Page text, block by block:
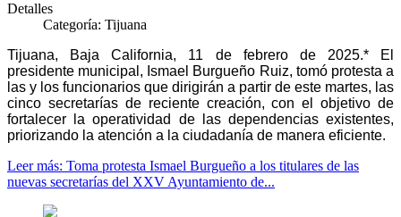
Detalles
Categoría: Tijuana
Tijuana, Baja California, 11 de febrero de 2025.* El
presidente municipal, Ismael Burgueño Ruiz, tomó protesta a
las y los funcionarios que dirigirán a partir de este martes, las
cinco secretarías de reciente creación, con el objetivo de
fortalecer la operatividad de las dependencias existentes,
priorizando la atención a la ciudadanía de manera eficiente.
Leer más: Toma protesta Ismael Burgueño a los titulares de las
nuevas secretarías del XXV Ayuntamiento de...